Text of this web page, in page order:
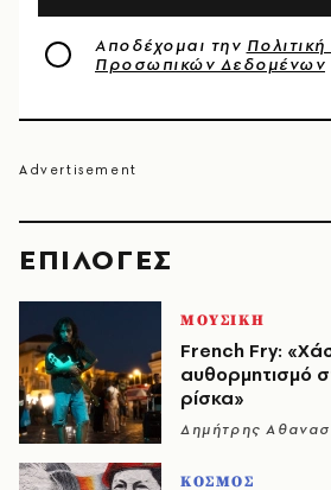
EΠΙΛΟΓΈΣ
ΜΟΥΣΙΚΗ
French Fry:
αυθορμητισμό
ρίσκα»
Δημήτρης
ΚΟΣΜΟΣ
Αποδέχομαι την
Προσωπικών Δεδομένων